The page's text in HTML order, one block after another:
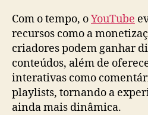
Com o tempo, oYouTube
recursos como a
criadores podem ganhar
conteúdos, além de
interativas como
playlists, tornando a
ainda mais dinâmica.